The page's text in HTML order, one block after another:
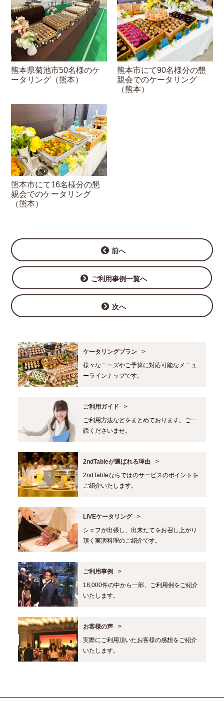
熊本県菊池市50名様のケ
ータリング（熊本）
熊本市にて90名様分の懇
親会でのケータリング
（熊本）
熊本市にて16名様分の懇
親会でのケータリング
（熊本）
前へ
ご利用事例一覧へ
次へ
ケータリングプラン
様々なニーズやご予算に対応可能なメニュ
ーラインナップです。
ご利用ガイド
ご利用方法などをまとめております。ご一
読くださいませ。
2ndTableが選ばれる理由
2ndTableならではのサービスのポイントを
ご紹介いたします。
LIVEケータリング
シェフが出張し、出来たてをお召し上がり
頂く実演料理のご紹介です。
ご利用事例
18,000件の中から一部、ご利用例をご紹介
いたします。
お客様の声
実際にご利用頂いたお客様の感想をご紹介
いたします。